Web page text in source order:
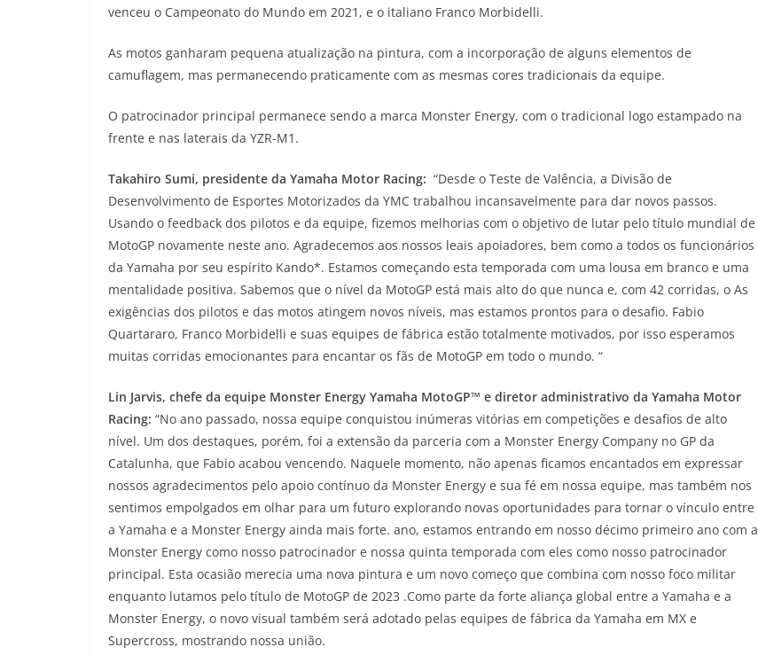
t
s
p
e
g
a
e
b
o
t
t
r
y
L
n
venceu o Campeonato do Mundo em 2021, e o italiano Franco Morbidelli.
As motos ganharam pequena atualização na pintura, com a incorporação de alguns elementos de
camuflagem, mas permanecendo praticamente com as mesmas cores tradicionais da equipe.
O patrocinador principal permanece sendo a marca Monster Energy, com o tradicional logo estampado na
frente e nas laterais da YZR-M1.
Takahiro Sumi, presidente da Yamaha Motor Racing: “Desde o Teste de Valência, a Divisão de
Desenvolvimento de Esportes Motorizados da YMC trabalhou incansavelmente para dar novos passos.
Usando o feedback dos pilotos e da equipe, fizemos melhorias com o objetivo de lutar pelo título mundial de
MotoGP novamente neste ano. Agradecemos aos nossos leais apoiadores, bem como a todos os funcionários
da Yamaha por seu espírito Kando*. Estamos começando esta temporada com uma lousa em branco e uma
mentalidade positiva. Sabemos que o nível da MotoGP está mais alto do que nunca e, com 42 corridas, o As
exigências dos pilotos e das motos atingem novos níveis, mas estamos prontos para o desafio. Fabio
Quartararo, Franco Morbidelli e suas equipes de fábrica estão totalmente motivados, por isso esperamos
muitas corridas emocionantes para encantar os fãs de MotoGP em todo o mundo. “
Lin Jarvis, chefe da equipe Monster Energy Yamaha MotoGP™ e diretor administrativo da Yamaha Motor
Racing: “No ano passado, nossa equipe conquistou inúmeras vitórias em competições e desafios de alto
nível. Um dos destaques, porém, foi a extensão da parceria com a Monster Energy Company no GP da
Catalunha, que Fabio acabou vencendo. Naquele momento, não apenas ficamos encantados em expressar
nossos agradecimentos pelo apoio contínuo da Monster Energy e sua fé em nossa equipe, mas também nos
sentimos empolgados em olhar para um futuro explorando novas oportunidades para tornar o vínculo entre
a Yamaha e a Monster Energy ainda mais forte. ano, estamos entrando em nosso décimo primeiro ano com a
Monster Energy como nosso patrocinador e nossa quinta temporada com eles como nosso patrocinador
principal. Esta ocasião merecia uma nova pintura e um novo começo que combina com nosso foco militar
enquanto lutamos pelo título de MotoGP de 2023 .Como parte da forte aliança global entre a Yamaha e a
Monster Energy, o novo visual também será adotado pelas equipes de fábrica da Yamaha em MX e
Supercross, mostrando nossa união.